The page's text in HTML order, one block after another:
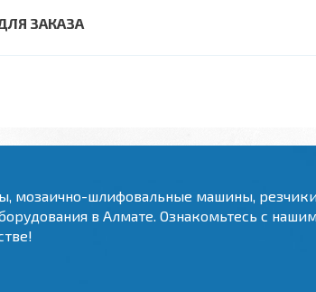
ЗАКАЗА
мозаично-шлифовальные машины,
в Алмате. Ознакомьтесь с